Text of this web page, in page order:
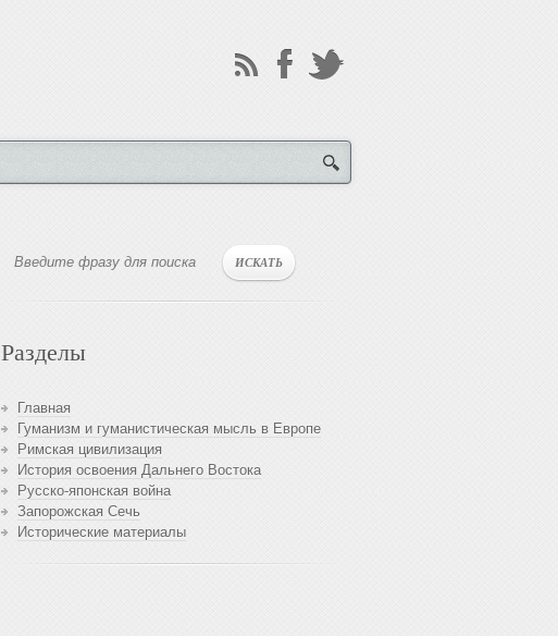
Разделы
Главная
Гуманизм и гуманистическая мысль в Европе
Римская цивилизация
История освоения Дальнего Востока
Русско-японская война
Запорожская Сечь
Исторические материалы